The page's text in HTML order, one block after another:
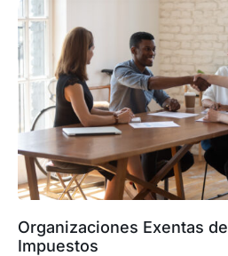
Organizaciones Exentas de
Impuestos